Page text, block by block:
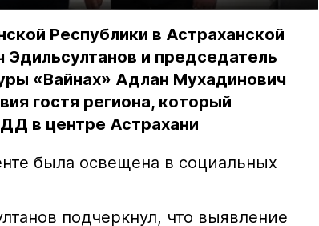
Республики в Астраханской
и председатель
«Вайнах» Адлан Мухадинович
гостя региона, который
в центре Астрахани
была освещена в социальных
подчеркнул, что выявление